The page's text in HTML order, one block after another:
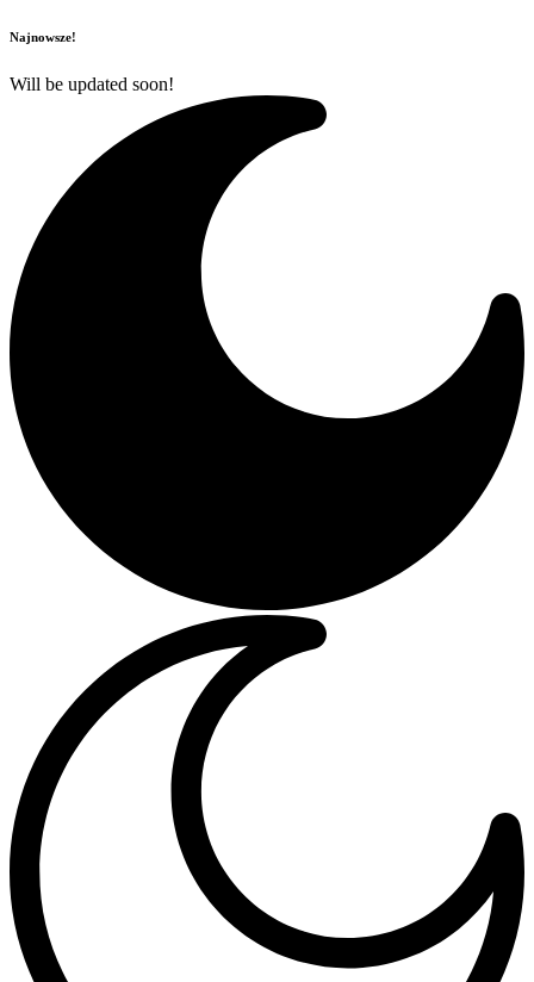
Najnowsze!
Will be updated soon!